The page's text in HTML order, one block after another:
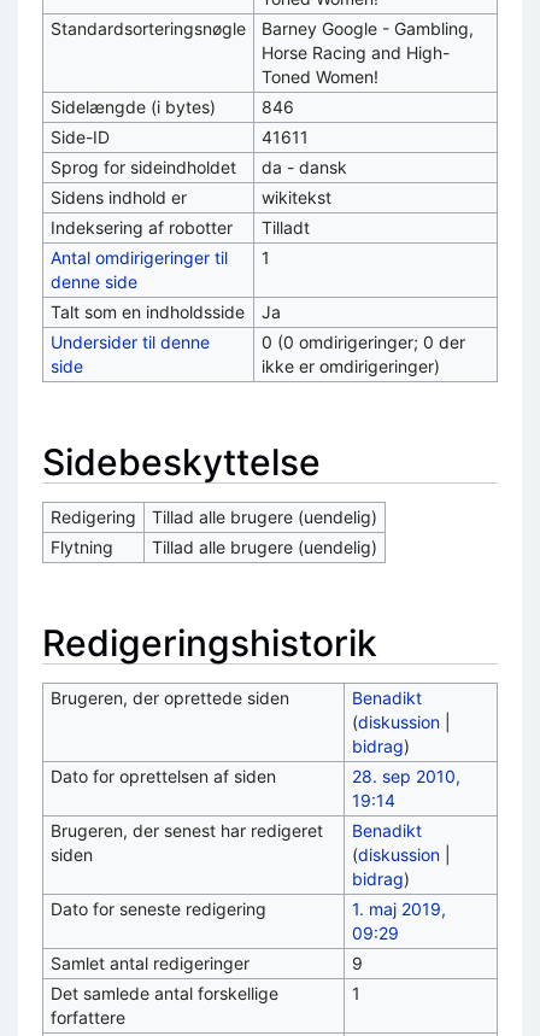
Standardsorteringsnøgle
Barney Google - Gambling,
Horse Racing and High-
Toned Women!
Sidelængde (i bytes)
846
Side-ID
41611
Sprog for sideindholdet
da - dansk
Sidens indhold er
wikitekst
Indeksering af robotter
Tilladt
Antal omdirigeringer til
denne side
1
Talt som en indholdsside
Ja
Undersider til denne
side
0 (0 omdirigeringer; 0 der
ikke er omdirigeringer)
Sidebeskyttelse
Redigering
Tillad alle brugere (uendelig)
Flytning
Tillad alle brugere (uendelig)
Redigeringshistorik
Brugeren, der oprettede siden
Benadikt
(diskussion|
bidrag)
Dato for oprettelsen af siden
28. sep 2010,
19:14
Brugeren, der senest har redigeret
siden
Benadikt
(diskussion|
bidrag)
Dato for seneste redigering
1. maj 2019,
09:29
Samlet antal redigeringer
9
Det samlede antal forskellige
forfattere
1